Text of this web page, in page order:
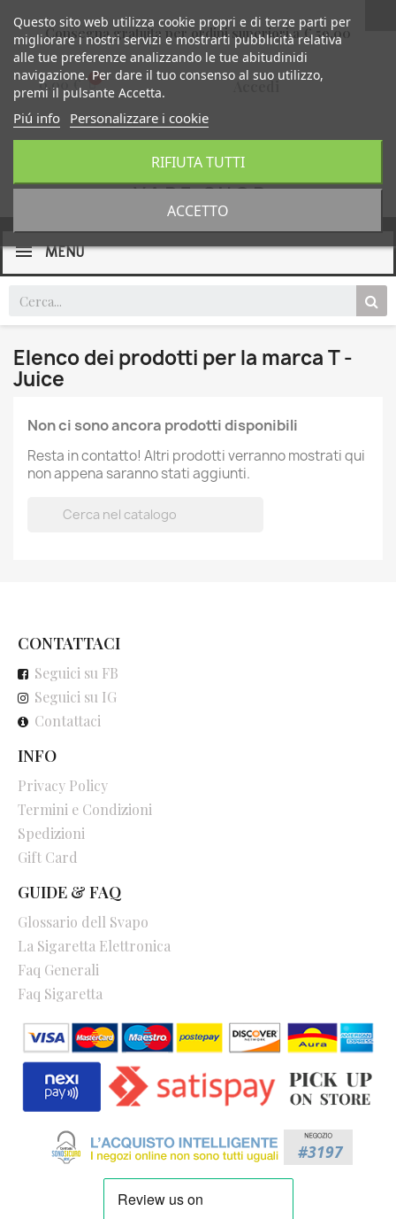
Consegna gratuita per ordini superiori a € 59,00
0,00 €
MENU
Elenco dei prodotti per la marca T -
Juice
Non ci sono ancora prodotti disponibili
Resta in contatto! Altri prodotti verranno mostrati qui
non appena saranno stati aggiunti.
CONTATTACI
Seguici su FB
Seguici su IG
Contattaci
INFO
Privacy Policy
Termini e Condizioni
Spedizioni
Gift Card
GUIDE & FAQ
Glossario dell Svapo
La Sigaretta Elettronica
Faq Generali
Faq Sigaretta
Questo sito web utilizza cookie propri e di terze parti per
migliorare i nostri servizi e mostrarti pubblicità relativa
alle tue preferenze analizzando le tue abitudinidi
navigazione. Per dare il tuo consenso al suo utilizzo,
premi il pulsante Accetta.
Piú info Personalizzare i cookie
RIFIUTA TUTTI
ACCETTO